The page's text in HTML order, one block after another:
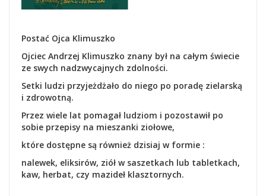
Postać Ojca Klimuszko
Ojciec Andrzej Klimuszko znany był na całym świecie
ze swych nadzwycajnych zdolności.
Setki ludzi przyjeżdżało do niego po poradę zielarską
i zdrowotną.
Przez wiele lat pomagał ludziom i pozostawił po
sobie przepisy na mieszanki ziołowe,
które dostępne są również dzisiaj w formie :
nalewek, eliksirów, ziół w saszetkach lub tabletkach,
kaw, herbat, czy mazideł klasztornych.